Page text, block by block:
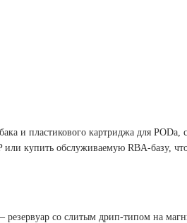
и пластикового картриджа для
купить обслуживаемую RBA-базу,
– резервуар со слитым дрип-типом на